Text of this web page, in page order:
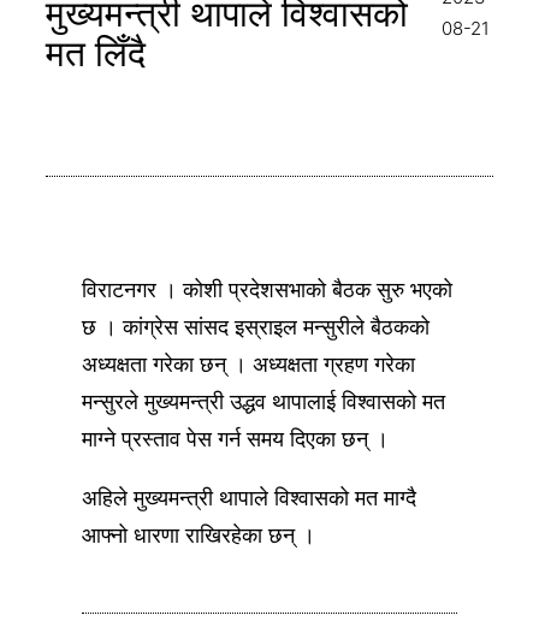
मुख्यमन्त्री थापाले विश्वासको
मत लिँदै
08-21
विराटनगर । कोशी प्रदेशसभाको बैठक सुरु भएको
छ । कांग्रेस सांसद इस्राइल मन्सुरीले बैठकको
अध्यक्षता गरेका छन् । अध्यक्षता ग्रहण गरेका
मन्सुरले मुख्यमन्त्री उद्धव थापालाई विश्वासको मत
माग्ने प्रस्ताव पेस गर्न समय दिएका छन् ।
अहिले मुख्यमन्त्री थापाले विश्वासको मत माग्दै
आफ्नो धारणा राखिरहेका छन् ।